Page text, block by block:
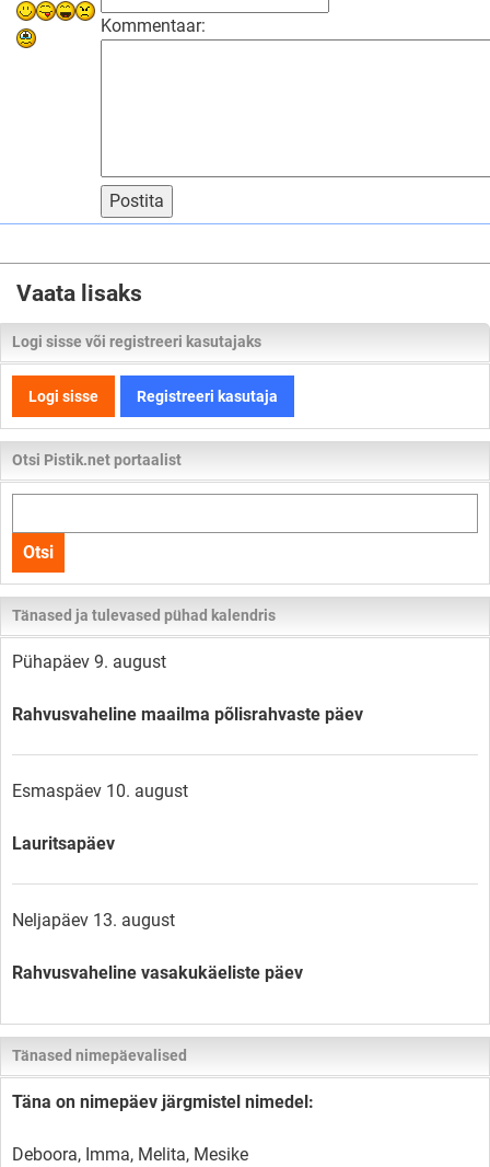
Kommentaar:
Postita
Vaata lisaks
Logi sisse või registreeri kasutajaks
Logi sisse Registreeri kasutaja
Otsi Pistik.net portaalist
kogu
lehelt
Otsi
Tänased ja tulevased pühad kalendris
Pühapäev 9. august
Rahvusvaheline maailma põlisrahvaste päev
Esmaspäev 10. august
Lauritsapäev
Neljapäev 13. august
Rahvusvaheline vasakukäeliste päev
Tänased nimepäevalised
Täna on nimepäev järgmistel nimedel:
Deboora, Imma, Melita, Mesike